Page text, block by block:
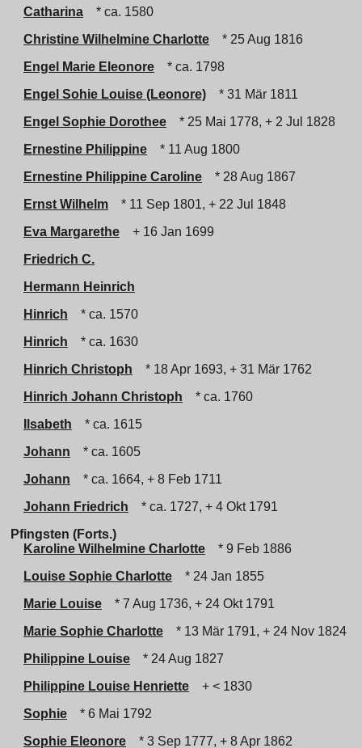
Catharina
* ca. 1580
Christine Wilhelmine Charlotte
* 25 Aug 1816
Engel Marie Eleonore
* ca. 1798
Engel Sohie Louise (Leonore)
* 31 Mär 1811
Engel Sophie Dorothee
* 25 Mai 1778, + 2 Jul 1828
Ernestine Philippine
* 11 Aug 1800
Ernestine Philippine Caroline
* 28 Aug 1867
Ernst Wilhelm
* 11 Sep 1801, + 22 Jul 1848
Eva Margarethe
+ 16 Jan 1699
Friedrich C.
Hermann Heinrich
Hinrich
* ca. 1570
Hinrich
* ca. 1630
Hinrich Christoph
* 18 Apr 1693, + 31 Mär 1762
Hinrich Johann Christoph
* ca. 1760
Ilsabeth
* ca. 1615
Johann
* ca. 1605
Johann
* ca. 1664, + 8 Feb 1711
Johann Friedrich
* ca. 1727, + 4 Okt 1791
Pfingsten (Forts.)
Karoline Wilhelmine Charlotte
* 9 Feb 1886
Louise Sophie Charlotte
* 24 Jan 1855
Marie Louise
* 7 Aug 1736, + 24 Okt 1791
Marie Sophie Charlotte
* 13 Mär 1791, + 24 Nov 1824
Philippine Louise
* 24 Aug 1827
Philippine Louise Henriette
+ < 1830
Sophie
* 6 Mai 1792
Sophie Eleonore
* 3 Sep 1777, + 8 Apr 1862